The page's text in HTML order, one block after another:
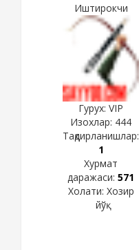
Иштирокчи
Гурух: VIP
Изохлар: 444
Тақдирланишлар:
1
Хурмат
даражаси: 571
Холати: Хозир
йўқ